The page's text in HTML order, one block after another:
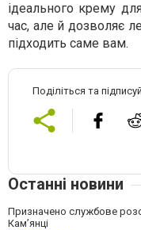
ідеального крему
час, але й дозволяє
підходить саме вам.
Поділіться та
Останні новини
Призначено службове
Кам’янці